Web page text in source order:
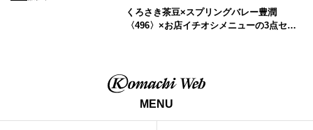
くろさき茶豆×スプリングバレー豊潤
〈496〉×お店イチオシメニューの3点セッ
MENU